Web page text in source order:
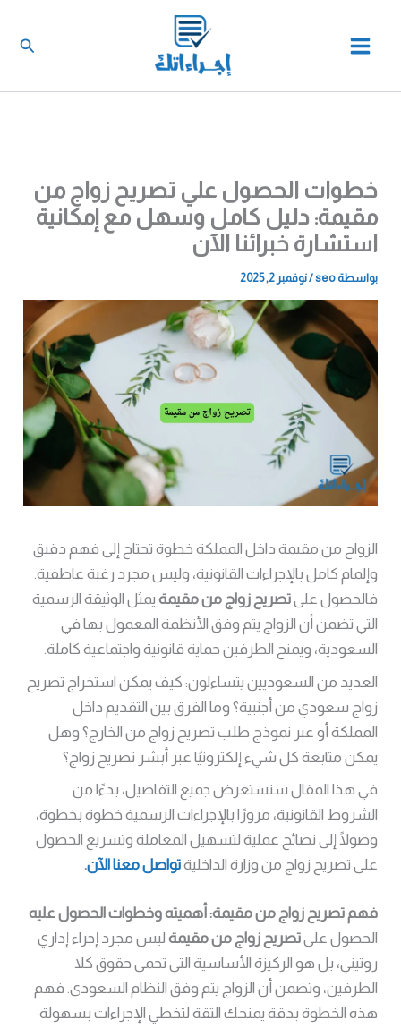
خطوات الحصول علي تصريح زواج من
مقيمة: دليل كامل وسهل مع إمكانية
استشارة خبرائنا الآن
بواسطة seo
/نوفمبر 2, 2025
الزواج من مقيمة داخل المملكة خطوة تحتاج إلى فهم دقيق
وإلمام كامل بالإجراءات القانونية، وليس مجرد رغبة عاطفية.
فالحصول علىتصريح زواج من مقيمة يمثل الوثيقة الرسمية
التي تضمن أن الزواج يتم وفق الأنظمة المعمول بها في
السعودية، ويمنح الطرفين حماية قانونية واجتماعية كاملة.
العديد من السعوديين يتساءلون: كيف يمكن استخراج تصريح
زواج سعودي من أجنبية؟ وما الفرق بين التقديم داخل
المملكة أو عبر نموذج طلب تصريح زواج من الخارج؟ وهل
يمكن متابعة كل شيء إلكترونيًا عبر أبشر تصريح زواج؟
في هذا المقال سنستعرض جميع التفاصيل، بدءًا من
الشروط القانونية، مرورًا بالإجراءات الرسمية خطوة بخطوة،
وصولًا إلى نصائح عملية لتسهيل المعاملة وتسريع الحصول
على تصريح زواج من وزارة الداخليةتواصل معنا الآن.
فهم تصريح زواج من مقيمة: أهميته وخطوات الحصول عليه
الحصول علىتصريح زواج من مقيمة ليس مجرد إجراء إداري
روتيني، بل هو الركيزة الأساسية التي تحمي حقوق كلا
الطرفين، وتضمن أن الزواج يتم وفق النظام السعودي. فهم
هذه الخطوة بدقة يمنحك الثقة لتخطي الإجراءات بسهولة